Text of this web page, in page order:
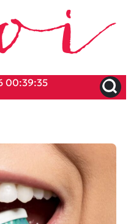
00:39:35